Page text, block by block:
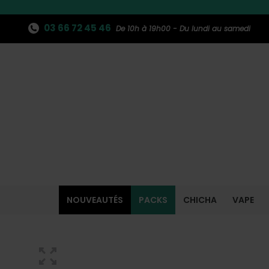
03 66 72 45 46 De 10h à 19h00 - Du lundi au samedi
NOUVEAUTÉS PACKS CHICHA VAPE